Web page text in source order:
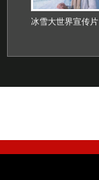
冰雪大世界宣传片